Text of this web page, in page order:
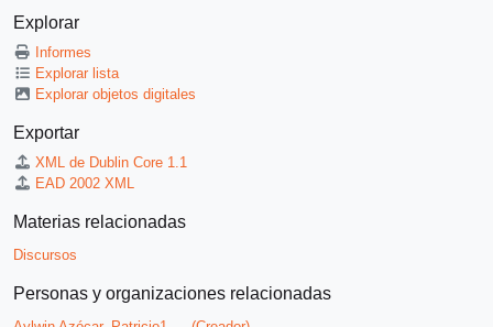
Explorar
Informes
Explorar lista
Explorar objetos digitales
Exportar
XML de Dublin Core 1.1
EAD 2002 XML
Materias relacionadas
Discursos
Personas y organizaciones relacionadas